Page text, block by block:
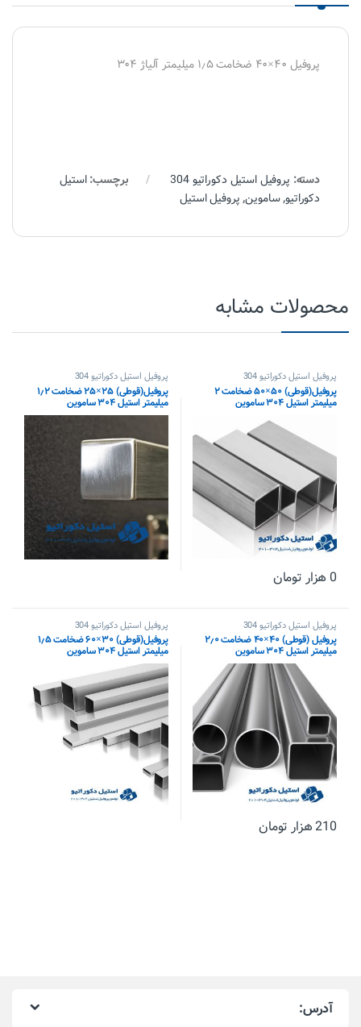
پروفیل ۴۰×۴۰ ضخامت ۱٫۵ میلیمتر آلیاژ ۳۰۴
دسته: پروفیل استیل دکوراتیو 304 برچسب:استیل
دکوراتیو,ساموین,پروفیل استیل
محصولات مشابه
پروفیل استیل دکوراتیو 304
پروفیل(قوطی) ۵۰×۵۰ ضخامت ۲
میلیمتر استیل ۳۰۴ ساموین
0 هزار تومان
پروفیل استیل دکوراتیو 304
پروفیل(قوطی) ۲۵×۲۵ ضخامت ۱٫۲
میلیمتر استیل ۳۰۴ ساموین
پروفیل استیل دکوراتیو 304
پروفیل (قوطی) ۴۰×۴۰ ضخامت ۲٫۰
میلیمتر استیل ۳۰۴ ساموین
210هزار تومان
پروفیل استیل دکوراتیو 304
پروفیل(قوطی) ۳۰×۶۰ ضخامت ۱٫۵
میلیمتر استیل ۳۰۴ ساموین
آدرس: